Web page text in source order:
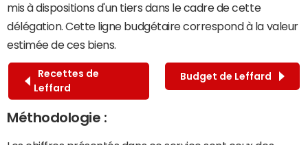
mis à dispositions d'un tiers dans le cadre de cette
délégation. Cette ligne budgétaire correspond à la valeur
estimée de ces biens.
Recettes de
Leffard
Budget de Leffard
Méthodologie :